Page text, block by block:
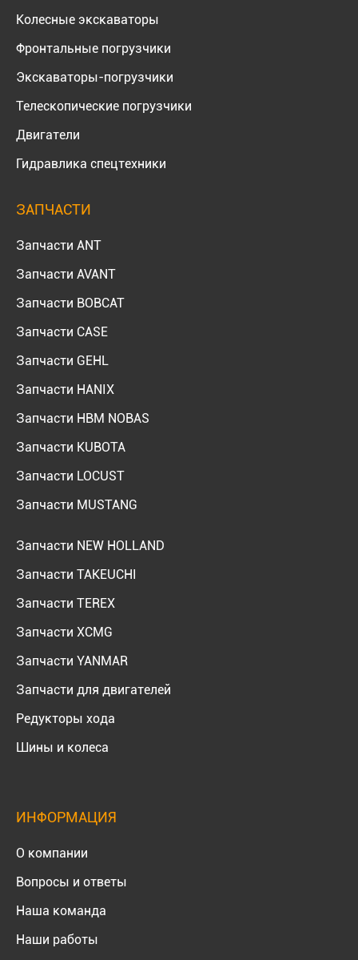
Колесные экскаваторы
Фронтальные погрузчики
Экскаваторы-погрузчики
Телескопические погрузчики
Двигатели
Гидравлика спецтехники
ЗАПЧАСТИ
Запчасти ANT
Запчасти AVANT
Запчасти BOBCAT
Запчасти CASE
Запчасти GEHL
Запчасти HANIX
Запчасти HBM NOBAS
Запчасти KUBOTA
Запчасти LOCUST
Запчасти MUSTANG
Запчасти NEW HOLLAND
Запчасти TAKEUCHI
Запчасти TEREX
Запчасти XCMG
Запчасти YANMAR
Запчасти для двигателей
Редукторы хода
Шины и колеса
ИНФОРМАЦИЯ
О компании
Вопросы и ответы
Наша команда
Наши работы